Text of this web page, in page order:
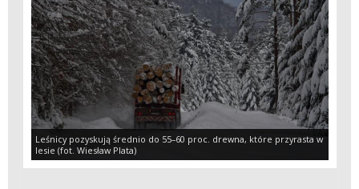
Leśnicy pozyskują średnio do 55–60 proc. drewna, które przyrasta w
lesie (fot. Wiesław Plata)